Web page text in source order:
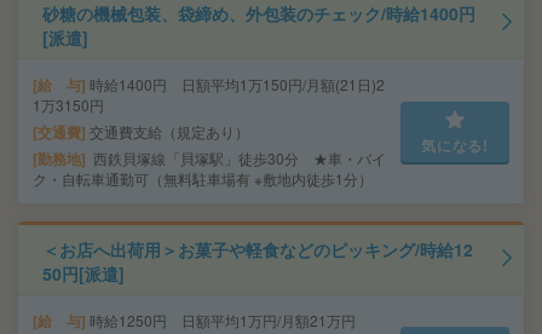
砂糖の機械包装、袋締め、外包装のチェック/時給1400円
[派遣]
給 与 時給1400円 日額平均1万150円/月額(21日)2
1万3150円
交通費 交通費支給（規定あり）
勤務地 西鉄貝塚線「貝塚駅」徒歩30分 ★車・バイ
ク・自転車通勤可（無料駐車場有 ※敷地内徒歩1分）
気になる!
＜お店へ出荷用＞お菓子や軽食などのピッキング/時給12
50円[派遣]
給 与 時給1250円 日額平均1万円/月額21万円